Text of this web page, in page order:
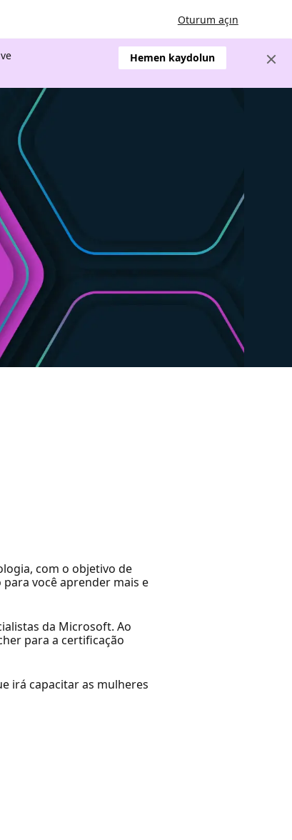
Oturum açın
Hemen kaydolun
com o objetivo de
você aprender mais e
da Microsoft. Ao
para a certificação
irá capacitar as mulheres